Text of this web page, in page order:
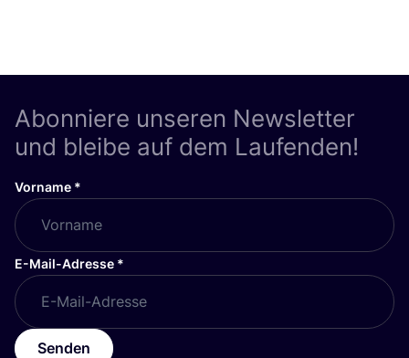
Abonniere unseren Newsletter
und bleibe auf dem Laufenden!
Vorname *
E-Mail-Adresse *
Senden